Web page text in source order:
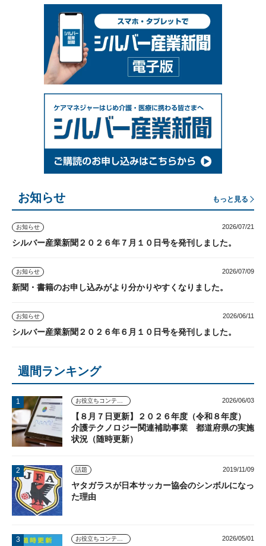
お知らせ もっと見る
お知らせ 2026/07/21
シルバー産業新聞２０２６年７月１０日号を発刊しました。
お知らせ 2026/07/09
新聞・書籍のお申し込みがより分かりやすくなりました。
お知らせ 2026/06/11
シルバー産業新聞２０２６年６月１０日号を発刊しました。
週間ランキング
2026/06/03
【８月７日更新】２０２６年度（令和８年度）
介護テクノロジー関連補助事業 都道府県の実施
状況（随時更新）
話題 2019/11/09
ヤタガラスが日本サッカー協会のシンボルになっ
た理由
2026/05/01